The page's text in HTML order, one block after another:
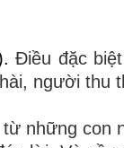
Điều đặc
người thu
những con